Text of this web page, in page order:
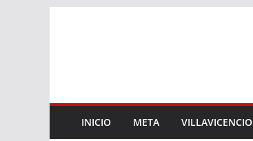
INICIO META VILLAVICENCIO